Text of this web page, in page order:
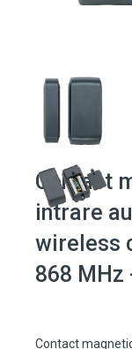
Contact
intrare
wireless
868 MHz
Contact